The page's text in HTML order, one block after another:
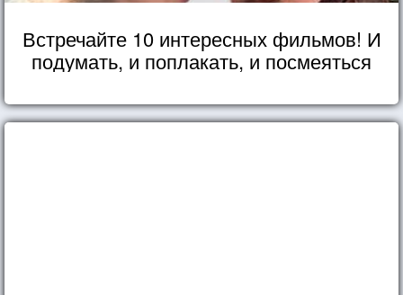
Встречайте 10 интересных фильмов! И
подумать, и поплакать, и посмеяться